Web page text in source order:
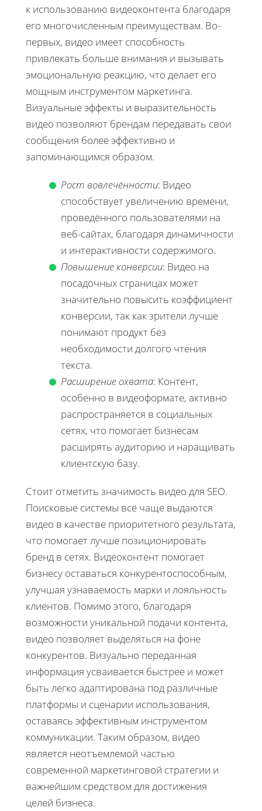
к использованию видеоконтента благодаря
его многочисленным преимуществам. Во-
первых, видео имеет способность
привлекать больше внимания и вызывать
эмоциональную реакцию, что делает его
мощным инструментом маркетинга.
Визуальные эффекты и выразительность
видео позволяют брендам передавать свои
сообщения более эффективно и
запоминающимся образом.
Рост вовлечённости: Видео
способствует увеличению времени,
проведённого пользователями на
веб-сайтах, благодаря динамичности
и интерактивности содержимого.
Повышение конверсии: Видео на
посадочных страницах может
значительно повысить коэффициент
конверсии, так как зрители лучше
понимают продукт без
необходимости долгого чтения
текста.
Расширение охвата: Контент,
особенно в видеоформате, активно
распространяется в социальных
сетях, что помогает бизнесам
расширять аудиторию и наращивать
клиентскую базу.
Стоит отметить значимость видео для SEO.
Поисковые системы всё чаще выдаются
видео в качестве приоритетного результата,
что помогает лучше позиционировать
бренд в сетях. Видеоконтент помогает
бизнесу оставаться конкурентоспособным,
улучшая узнаваемость марки и лояльность
клиентов. Помимо этого, благодаря
возможности уникальной подачи контента,
видео позволяет выделяться на фоне
конкурентов. Визуально переданная
информация усваивается быстрее и может
быть легко адаптирована под различные
платформы и сценарии использования,
оставаясь эффективным инструментом
коммуникации. Таким образом, видео
является неотъемлемой частью
современной маркетинговой стратегии и
важнейшим средством для достижения
целей бизнеса.